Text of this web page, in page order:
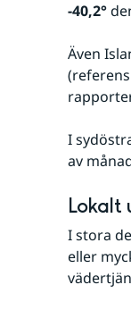
-40,2°
Även
I
av
Lokalt
I stora
eller